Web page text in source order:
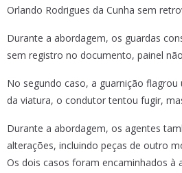
Orlando Rodrigues da Cunha sem
Durante a abordagem, os guardas
sem registro no documento, painel
No segundo caso, a guarnição
da viatura, o condutor tentou fugir,
Durante a abordagem, os agentes
alterações, incluindo peças de outro
Os dois casos foram encaminhados à